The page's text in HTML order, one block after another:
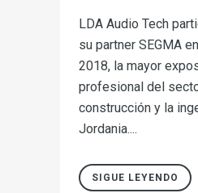
LDA Audio Tech
su partner SEGMA
2018, la mayor
profesional del
construcción y la
Jordania....
SIGUE LEYENDO